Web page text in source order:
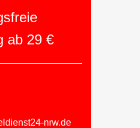
ab 29 €
nrw.de